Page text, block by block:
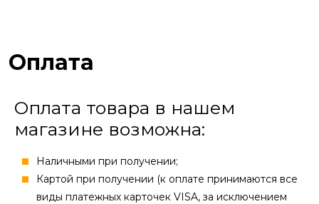
Оплата
Оплата товара в нашем
магазине возможна:
Наличными при получении;
Картой при получении (к оплате принимаются все
виды платежных карточек VISA, за исключением